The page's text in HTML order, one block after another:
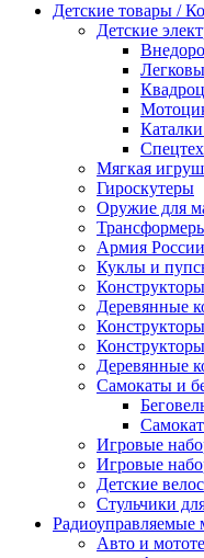
Детские товары /
Детские
Мягкая
Гироскутеры
Оружие для
Армия России
Куклы и
Деревянные
Деревянные
Самокаты и
Игровые
Игровые
Детские
Стульчики
Авто и